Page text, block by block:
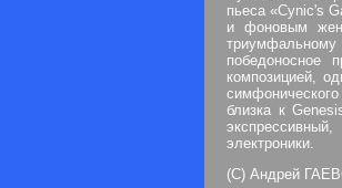
пьеса «Cynic's
и фоновым
победоносное
композицией,
близка к
электроники.
(C) Андрей